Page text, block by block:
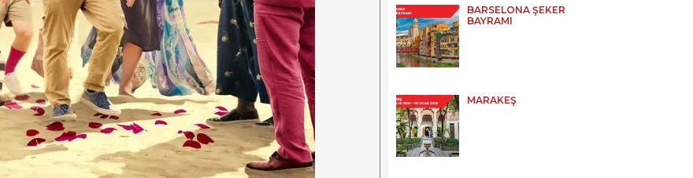
BARSELONA ŞEKER
BAYRAMI
MARAKEŞ